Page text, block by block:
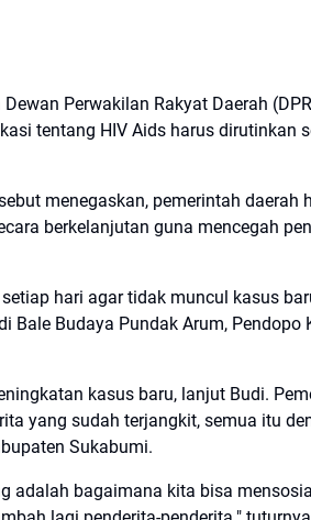
Dewan Perwakilan Rakyat Daerah
tentang HIV Aids harus dirutinkan
menegaskan, pemerintah
berkelanjutan guna mencegah
hari agar tidak muncul kasus
Bale Budaya Pundak Arum, Pendopo
kasus baru, lanjut Budi.
yang sudah terjangkit, semua itu
Sukabumi.
adalah bagaimana kita bisa